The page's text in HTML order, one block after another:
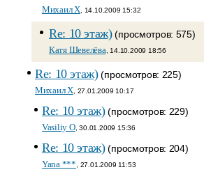
Михаил Х , 14.10.2009 15:32
Re: 10 этаж)(просмотров: 575)
Катя Шевелёва , 14.10.2009 18:56
Re: 10 этаж)(просмотров: 225)
Михаил Х , 27.01.2009 10:17
Re: 10 этаж)(просмотров: 229)
Vasiliy O, 30.01.2009 15:36
Re: 10 этаж)(просмотров: 204)
Yana *** , 27.01.2009 11:53